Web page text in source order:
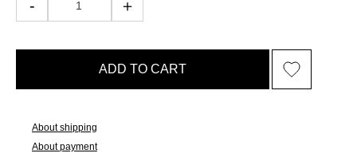
ADD TO CART
About shipping
About payment